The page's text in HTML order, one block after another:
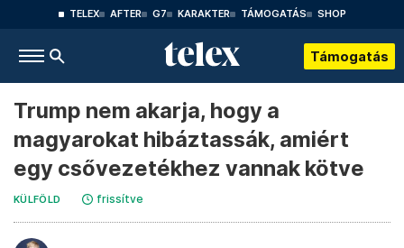
TELEX AFTER G7 KARAKTER TÁMOGATÁS SHOP
Támogatás
Trump nem akarja, hogy a
magyarokat hibáztassák, amiért
egy csővezetékhez vannak kötve
KÜLFÖLD frissítve